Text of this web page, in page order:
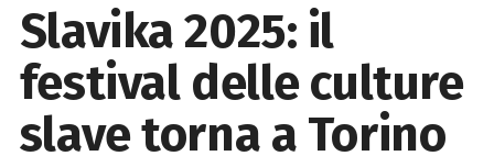
Slavika 2025: il
festival delle culture
slave torna a Torino